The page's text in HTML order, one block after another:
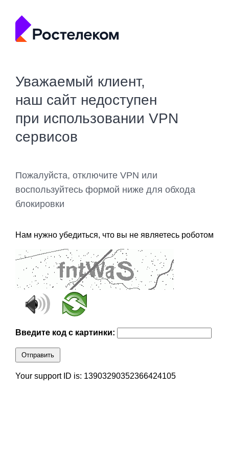
Уважаемый клиент,
наш сайт недоступен
при использовании VPN
сервисов
Пожалуйста, отключите VPN или
воспользуйтесь формой ниже для обхода
блокировки
Нам нужно убедиться, что вы не являетесь роботом
Введите код с картинки:
Отправить
Your support ID is: 13903290352366424105